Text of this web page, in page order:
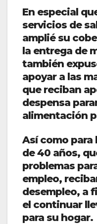
En especial
servicios de
amplié su
la entrega de
también
apoyar a las
que reciban
despensa
alimentación
Así como para
de 40 años,
problemas
empleo,
desempleo, a
el continuar
para su hogar.